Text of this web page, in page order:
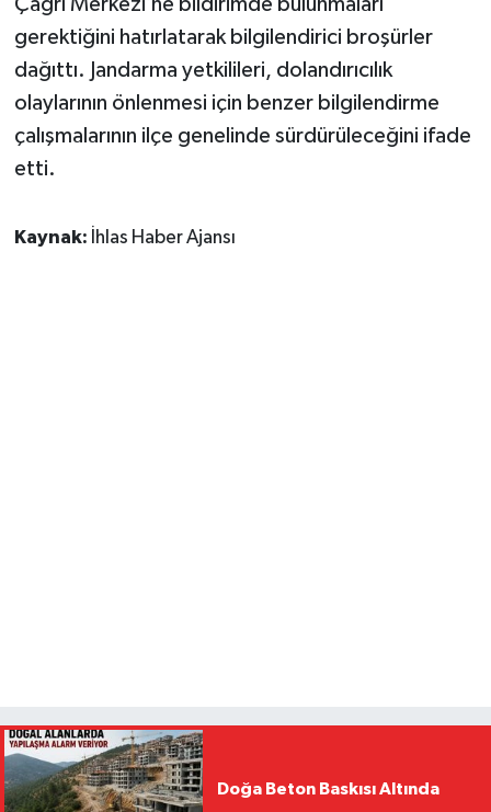
Çağrı Merkezi’ne bildirimde bulunmaları
gerektiğini hatırlatarak bilgilendirici broşürler
dağıttı. Jandarma yetkilileri, dolandırıcılık
olaylarının önlenmesi için benzer bilgilendirme
çalışmalarının ilçe genelinde sürdürüleceğini ifade
etti.
Kaynak: İhlas Haber Ajansı
Doğa Beton Baskısı Altında